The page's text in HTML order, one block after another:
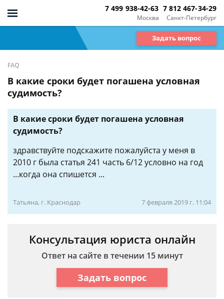
Москва
7 499 938-42-63
Санкт-Петербург
7 812 467-34-29
Задать вопрос
FAQ
В какие сроки будет погашена условная
судимость?
В какие сроки будет погашена условная
судимость?
здравствуйте подскажите пожалуйста у меня в
2010 г была статья 241 часть 6/12 условно на год
...когда она спишется ...
Татьяна, г. Краснодар 7 февраля 2019 г. 11:04
Консультация юриста онлайн
Ответ на сайте в течении 15 минут
Задать вопрос